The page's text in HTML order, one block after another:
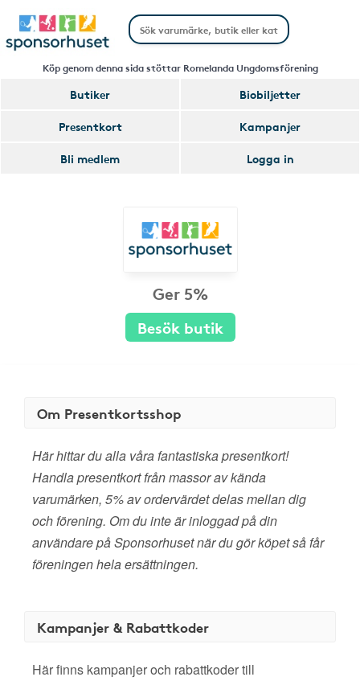
Köp genom denna sida stöttar Romelanda Ungdomsförening
Butiker
Biobiljetter
Presentkort
Kampanjer
Bli medlem
Logga in
Ger 5%
Besök butik
Om Presentkortsshop
Här hittar du alla våra fantastiska presentkort!
Handla presentkort från massor av kända
varumärken, 5% av ordervärdet delas mellan dig
och förening. Om du inte är inloggad på din
användare på Sponsorhuset när du gör köpet så får
föreningen hela ersättningen.
Kampanjer & Rabattkoder
Här finns kampanjer och rabattkoder till